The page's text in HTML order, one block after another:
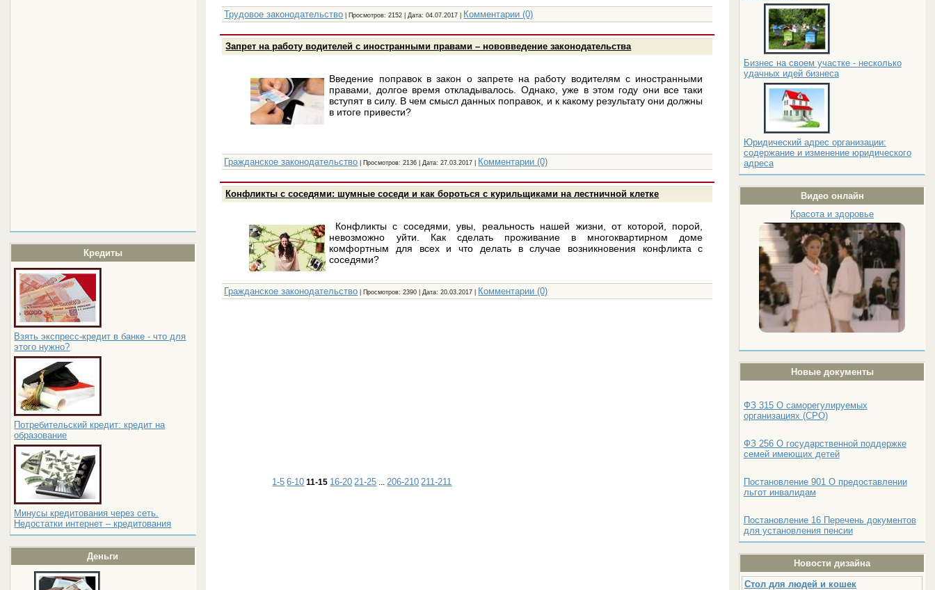
Кредиты
Взять экспресс-кредит в банке - что для
этого нужно?
Потребительский кредит: кредит на
образование
Минусы кредитования через сеть.
Недостатки интернет – кредитования
Деньги
Бизнес на своем участке - несколько
удачных идей бизнеса
Юридический адрес организации:
содержание и изменение юридического
адреса
Видео онлайн
Красота и здоровье
Новые документы
ФЗ 315 О саморегулируемых
организациях (СРО)
ФЗ 256 О государственной поддержке
семей имеющих детей
Постановление 901 О предоставлении
льгот инвалидам
Постановление 16 Перечень документов
для установления пенсии
Новости дизайна
Стол для людей и кошек
Трудовое законодательство | Просмотров: 2152 | Дата:04.07.2017 Комментарии (0)
Запрет на работу водителей с иностранными правами – нововведение законодательства
Введение поправок в закон о запрете на работу водителям с иностранными
правами, долгое время откладывалось. Однако, уже в этом году они все таки
вступят в силу. В чем смысл данных поправок, и к какому результату они должны
в итоге привести?
Гражданское законодательство | Просмотров: 2136 | Дата:27.03.2017 Комментарии (0)
Конфликты с соседями: шумные соседи и как бороться с курильщиками на лестничной клетке
Конфликты с соседями, увы, реальность нашей жизни, от которой, порой,
невозможно уйти. Как сделать проживание в многоквартирном доме
комфортным для всех и что делать в случае возникновения конфликта с
соседями?
Гражданское законодательство | Просмотров: 2390 | Дата:20.03.2017 Комментарии (0)
1-5 6-10 11-15 16-20 21-25 206-210 211-211